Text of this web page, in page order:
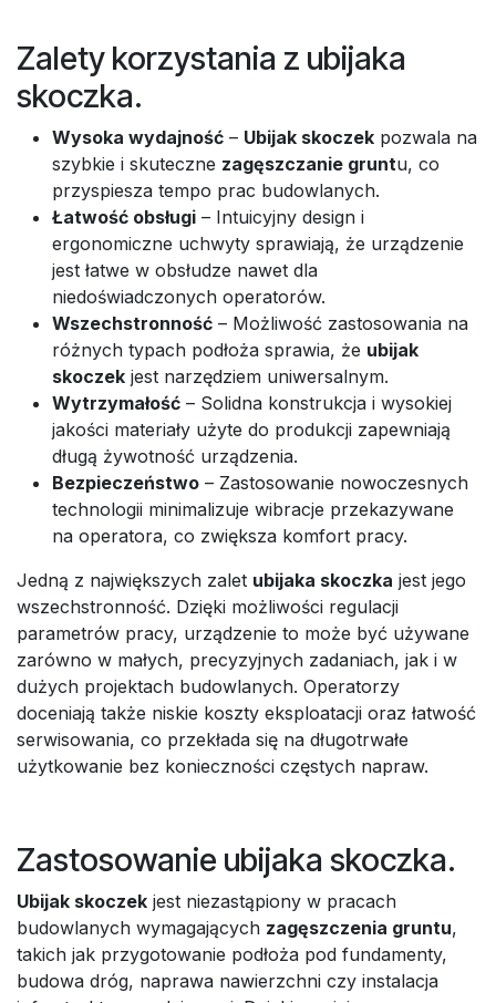
Zalety korzystania z ubijaka
skoczka.
Wysoka wydajność – Ubijak skoczek pozwala na
szybkie i skuteczne zagęszczanie gruntu, co
przyspiesza tempo prac budowlanych.
Łatwość obsługi – Intuicyjny design i
ergonomiczne uchwyty sprawiają, że urządzenie
jest łatwe w obsłudze nawet dla
niedoświadczonych operatorów.
Wszechstronność – Możliwość zastosowania na
różnych typach podłoża sprawia, że ubijak
skoczek jest narzędziem uniwersalnym.
Wytrzymałość – Solidna konstrukcja i wysokiej
jakości materiały użyte do produkcji zapewniają
długą żywotność urządzenia.
Bezpieczeństwo – Zastosowanie nowoczesnych
technologii minimalizuje wibracje przekazywane
na operatora, co zwiększa komfort pracy.
Jedną z największych zalet ubijaka skoczka jest jego
wszechstronność. Dzięki możliwości regulacji
parametrów pracy, urządzenie to może być używane
zarówno w małych, precyzyjnych zadaniach, jak i w
dużych projektach budowlanych. Operatorzy
doceniają także niskie koszty eksploatacji oraz łatwość
serwisowania, co przekłada się na długotrwałe
użytkowanie bez konieczności częstych napraw.
Zastosowanie ubijaka skoczka.
Ubijak skoczek jest niezastąpiony w pracach
budowlanych wymagających zagęszczenia gruntu,
takich jak przygotowanie podłoża pod fundamenty,
budowa dróg, naprawa nawierzchni czy instalacja